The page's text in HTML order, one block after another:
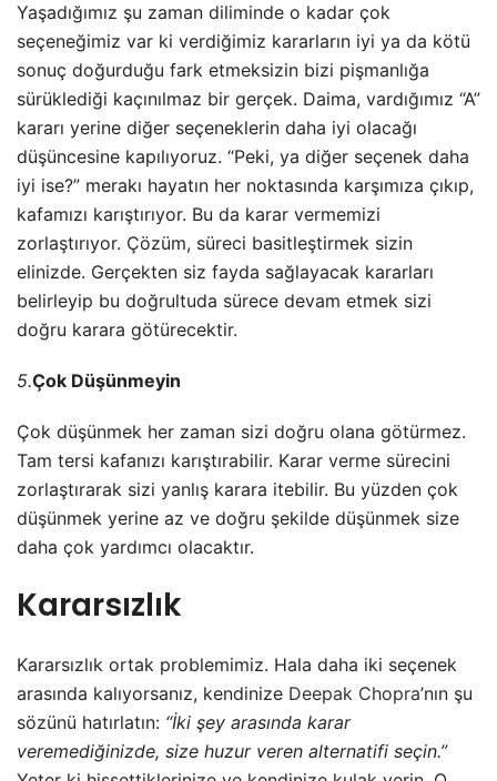
Yaşadığımız şu zaman diliminde o kadar çok
seçeneğimiz var ki verdiğimiz kararların iyi ya da kötü
sonuç doğurduğu fark etmeksizin bizi pişmanlığa
sürüklediği kaçınılmaz bir gerçek. Daima, vardığımız “A”
kararı yerine diğer seçeneklerin daha iyi olacağı
düşüncesine kapılıyoruz. “Peki, ya diğer seçenek daha
iyi ise?” merakı hayatın her noktasında karşımıza çıkıp,
kafamızı karıştırıyor. Bu da karar vermemizi
zorlaştırıyor. Çözüm, süreci basitleştirmek sizin
elinizde. Gerçekten siz fayda sağlayacak kararları
belirleyip bu doğrultuda sürece devam etmek sizi
doğru karara götürecektir.
5.Çok Düşünmeyin
Çok düşünmek her zaman sizi doğru olana götürmez.
Tam tersi kafanızı karıştırabilir. Karar verme sürecini
zorlaştırarak sizi yanlış karara itebilir. Bu yüzden çok
düşünmek yerine az ve doğru şekilde düşünmek size
daha çok yardımcı olacaktır.
Kararsızlık
Kararsızlık ortak problemimiz. Hala daha iki seçenek
arasında kalıyorsanız, kendinize Deepak Chopra’nın şu
sözünü hatırlatın: “İki şey arasında karar
veremediğinizde, size huzur veren alternatifi seçin.”